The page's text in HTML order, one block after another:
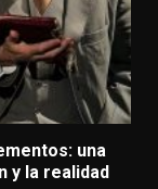
una
y la realidad